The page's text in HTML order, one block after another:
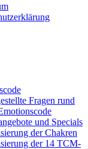
Fragen rund
und Specials
der Chakren
der 14 TCM-